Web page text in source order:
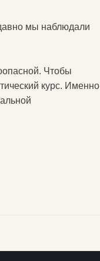
мы наблюдали
Чтобы
курс. Именно